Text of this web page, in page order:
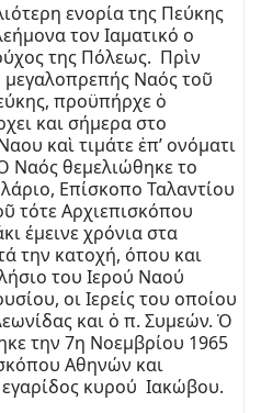
ενορία της Πεύκης
τον Ιαματικό ο
της Πόλεως. Πρὶν
μεγαλοπρεπής Ναός τοῦ
προϋπήρχε ὁ
και σήμερα στο
καὶ τιμάτε ἐπ’ ονόματι
Ναός θεμελιώθηκε το
Επίσκοπο Ταλαντίου
τότε Αρχιεπισκόπου
έμεινε χρόνια στα
την κατοχή, όπου και
του Ιερού Ναού
οι Ιερείς του οποίου
και ὁ π. Συμεών. Ὁ
την 7η Νοεμβρίου 1965
Αθηνών και
κυρού Ιακώβου.